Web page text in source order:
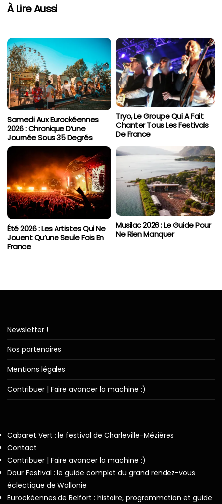
À Lire Aussi
Samedi Aux Eurockéennes
2026 : Chronique D’une
Journée Sous 35 Degrés
Tryo, Le Groupe Qui A Fait
Chanter Tous Les Festivals
De France
Été 2026 : Les Artistes Qui Ne
Jouent Qu’une Seule Fois En
France
Musilac 2026 : Le Guide Pour
Ne Rien Manquer
Newsletter !
Nos partenaires
Mentions légales
Contribuer | Faire avancer la machine :)
Cabaret Vert : le festival de Charleville-Mézières
Contact
Contribuer | Faire avancer la machine :)
Dour Festival : le guide complet du grand rendez-vous
éclectique de Wallonie
Eurockéennes de Belfort : histoire, programmation et guide